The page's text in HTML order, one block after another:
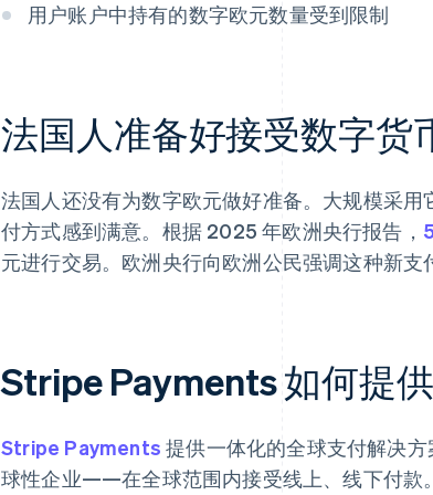
用户账户中持有的数字欧元数量受到限制
法国人准备好接受数字货
法国人还没有为数字欧元做好准备。大规模采
付方式感到满意。根据 2025 年欧洲央行报告，
元进行交易。欧洲央行向欧洲公民强调这种新支
Stripe Payments 如何提
Stripe Payments 提供一体化的全球支付解决
球性企业——在全球范围内接受线上、线下付款。